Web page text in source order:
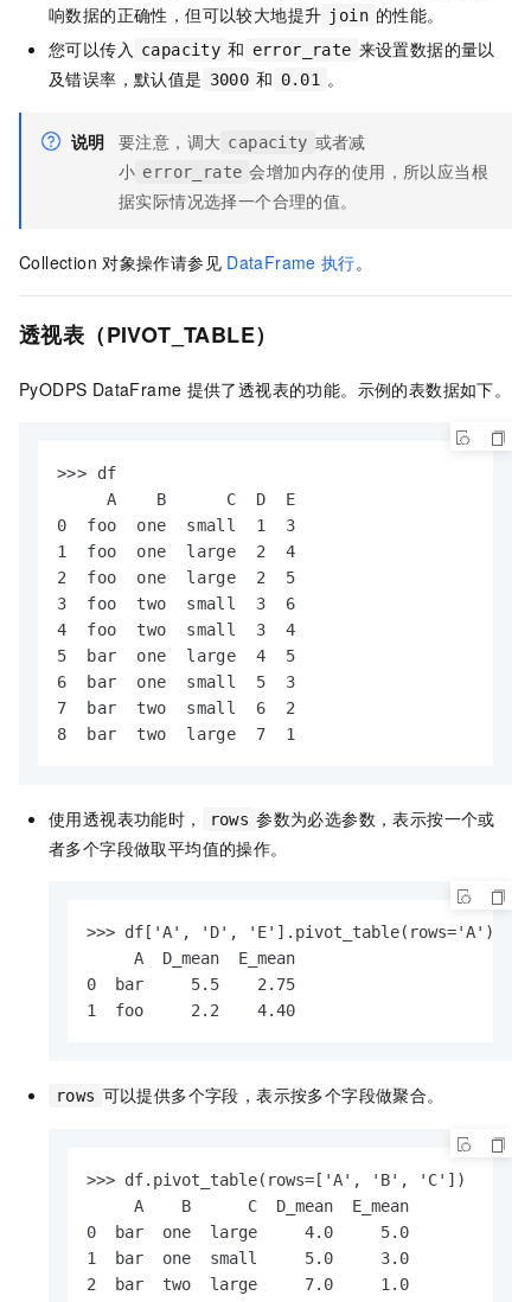
响数据的正确性，但可以较大地提升 join 的性能。
您可以传入
capacity 和 error_rate 来设置数据的量以
及错误率，默认值是 3000 和 0.01 。
说明 要注意，调大 capacity 或者减
小 error_rate 会增加内存的使用，所以应当根
据实际情况选择一个合理的值。
Collection 对象操作请参见 DataFrame 执行。
透视表（PIVOT_TABLE）
PyODPS DataFrame 提供了透视表的功能。示例的表数据如下。
>>> df
     A    B      C  D  E
0  foo  one  small  1  3
1  foo  one  large  2  4
2  foo  one  large  2  5
3  foo  two  small  3  6
4  foo  two  small  3  4
5  bar  one  large  4  5
6  bar  one  small  5  3
7  bar  two  small  6  2
8  bar  two  large  7  1
使用透视表功能时， rows 参数为必选参数，表示按一个或
者多个字段做取平均值的操作。
>>> df['A', 'D', 'E'].pivot_table(rows='A')
     A  D_mean  E_mean
0  bar     5.5    2.75
1  foo     2.2    4.40
rows 可以提供多个字段，表示按多个字段做聚合。
>>> df.pivot_table(rows=['A', 'B', 'C'])
     A    B      C  D_mean  E_mean
0  bar  one  large     4.0     5.0
1  bar  one  small     5.0     3.0
2  bar  two  large     7.0     1.0